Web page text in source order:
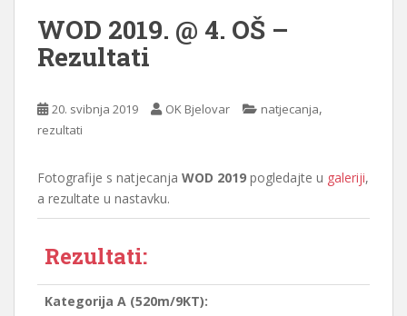
WOD 2019. @ 4. OŠ –
Rezultati
20. svibnja 2019 OK Bjelovar natjecanja,
rezultati
Fotografije s natjecanja WOD 2019 pogledajte u galeriji,
a rezultate u nastavku.
Rezultati:
Kategorija A (520m/9KT):